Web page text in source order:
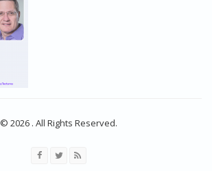
© 2026 . All Rights Reserved.